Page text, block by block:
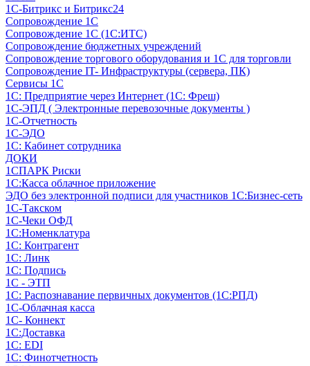
1С-Битрикс и Битрикс24
Сопровождение 1С
Сопровождение 1С (1С:ИТС)
Сопровождение бюджетных учреждений
Сопровождение торгового оборудования и 1С для торговли
Сопровождение IT- Инфраструктуры (сервера, ПК)
Сервисы 1С
1С: Предприятие через Интернет (1С: Фреш)
1С-ЭПД ( Электронные перевозочные документы )
1С-Отчетность
1С-ЭДО
1С: Кабинет сотрудника
ДОКИ
1СПАРК Риски
1С:Касса облачное приложение
ЭДО без электронной подписи для участников 1С:Бизнес-сеть
1С-Такском
1С-Чеки ОФД
1С:Номенклатура
1С: Контрагент
1С: Линк
1С: Подпись
1С - ЭТП
1С: Распознавание первичных документов (1С:РПД)
1С-Облачная касса
1С- Коннект
1С:Доставка
1С: EDI
1С: Финотчетность